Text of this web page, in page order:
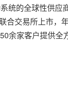
统的全球性供
交易所上市，
余家客户提供